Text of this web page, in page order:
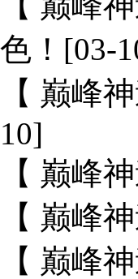
色！[03-
【 巅峰
10]
【 巅峰
【 巅峰
【 巅峰